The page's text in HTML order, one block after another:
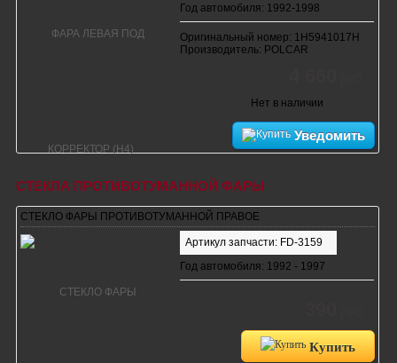
Год автомобиля: 1992-1998
Оригинальный номер: 1H5941017H
Производитель: POLCAR
Нет в наличии
Уведомить
СТЕКЛА ПРОТИВОТУМАННОЙ ФАРЫ
СТЕКЛО ФАРЫ ПРОТИВОТУМАННОЙ ПРАВОЕ
Артикул запчасти: FD-3159
Год автомобиля: 1992 - 1997
Купить